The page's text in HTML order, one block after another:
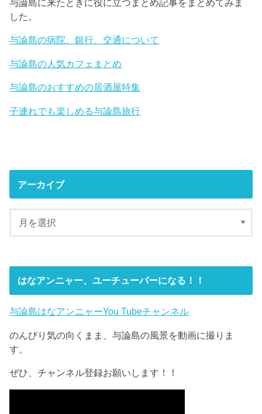
与論島に来たときに役に立つまとめ記事をまとめてみま
した。
与論島の病院、銀行、交通について
与論島の人気カフェまとめ
与論島のおすすめの居酒屋特集
子連れでも楽しめる与論島旅行
アーカイブ
はなアンニャー、ユーチューバーになる！！
与論島はなアンニャーYou Tubeチャンネル
のんびり気の向くまま、与論島の風景を動画に撮りま
す。
ぜひ、チャンネル登録お願いします！！